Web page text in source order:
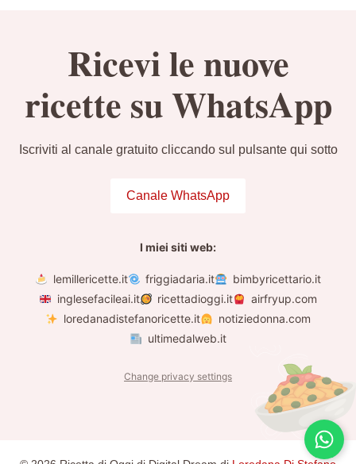
Ricevi le nuove
ricette su WhatsApp
Iscriviti al canale gratuito cliccando sul pulsante qui sotto
Canale WhatsApp
I miei siti web:
lemillericette.it friggiadaria.it
bimbyricettario.it
inglesefacileai.it
ricettadioggi.it
airfryup.com
loredanadistefanoricette.it
notiziedonna.com
ultimedalweb.it
Change privacy settings